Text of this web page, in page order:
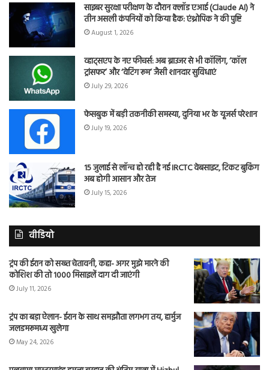
साइबर सुरक्षा परीक्षण के दौरान क्लॉड एआई (Claude AI) ने
तीन असली कंपनियों को किया हैक: एंथ्रोपिक ने की पुष्टि
August 1, 2026
व्हाट्सएप के नए फीचर्स: अब ब्राउजर से भी कॉलिंग, ‘कॉल
ट्रांसफर’ और ‘वेटिंग रूम’ जैसी शानदार सुविधाएं
July 29, 2026
फेसबुक में बड़ी तकनीकी समस्या, दुनिया भर के यूजर्स परेशान
July 19, 2026
15 जुलाई से लॉन्च हो रही है नई IRCTC वेबसाइट, टिकट बुकिंग
अब होगी आसान और तेज
July 15, 2026
वीडियो
ट्रंप की ईरान को सख्त चेतावनी, कहा- अगर मुझे मारने की
कोशिश की तो 1000 मिसाइलें दाग दी जाएंगी
July 11, 2026
ट्रंप का बड़ा ऐलान- ईरान के साथ समझौता लगभग तय, हार्मुज
जलडमरूमध्य खुलेगा
May 24, 2026